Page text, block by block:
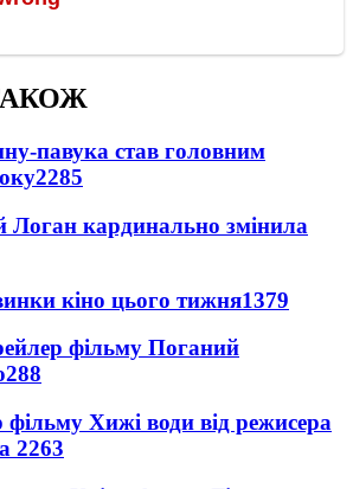
павука став головним
2285
Логан кардинально змінила
кіно цього тижня1379
фільму Поганий
288
Хижі води від режисера
2263